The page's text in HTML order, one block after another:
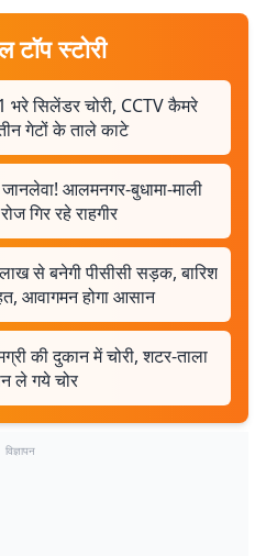
टॉप स्टोरी
सिलेंडर चोरी, CCTV कैमरे
गेटों के ताले काटे
आलमनगर-बुधामा-माली
गिर रहे राहगीर
से बनेगी पीसीसी सड़क, बारिश
आवागमन होगा आसान
की दुकान में चोरी, शटर-ताला
ले गये चोर
विज्ञापन